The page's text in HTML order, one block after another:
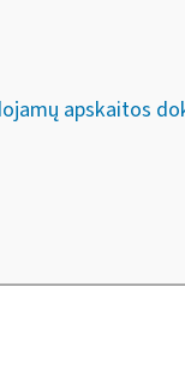
apskaitos